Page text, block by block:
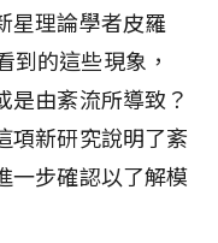
星理論學者皮羅
到的這些現象，
是由紊流所導致？
項新研究說明了紊
一步確認以了解模